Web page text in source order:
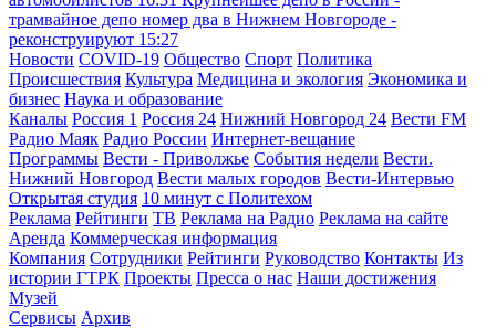
трамвайное депо номер два в Нижнем Новгороде -
реконструируют 15:27
Новости COVID-19 Общество Спорт Политика
Происшествия Культура Медицина и экология Экономика и
бизнес Наука и образование
Каналы Россия 1 Россия 24 Нижний Новгород 24 Вести FM
Радио Маяк Радио России Интернет-вещание
Программы Вести - Приволжье События недели Вести.
Нижний Новгород Вести малых городов Вести-Интервью
Открытая студия 10 минут с Политехом
Реклама Рейтинги ТВ Реклама на Радио Реклама на сайте
Аренда Коммерческая информация
Компания Сотрудники Рейтинги Руководство Контакты Из
истории ГТРК Проекты Пресса о нас Наши достижения
Музей
Сервисы Архив